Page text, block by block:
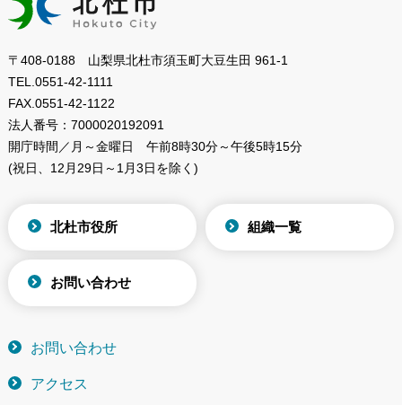
〒408-0188 山梨県北杜市須玉町大豆生田 961-1
TEL. 0551-42-1111
FAX. 0551-42-1122
法人番号： 7000020192091
開庁時間／月～金曜日
午前8時30分～午後5時15分
(祝日、12月29日～1月3日を除く)
北杜市役所 組織一覧
お問い合わせ
お問い合わせ
アクセス